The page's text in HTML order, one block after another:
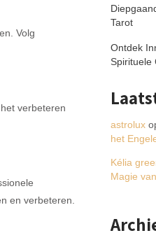
Volg
verbeteren
en verbeteren.
Tarot
Ontdek
Spirituele
astrolux
het
Kélia
Magie